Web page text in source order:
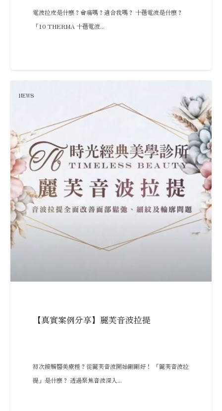
電波拉皮是什麼？會痛嗎？適合我嗎？ 十蓓電波是什麼？
「10 THERMA 十蓓電波...
NEWS
【真實案例分享】麗芙音波拉提
初次接觸醫美療程？從麗芙音波開始剛剛好！ 「麗芙音波拉
提」是什麼？ 透過聚焦音波深入...